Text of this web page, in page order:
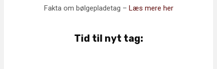
Fakta om bølgepladetag – Læs mere her
Tid til nyt tag: